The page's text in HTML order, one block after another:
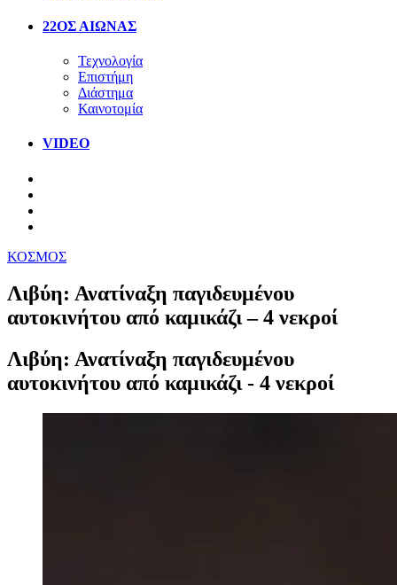
22ΟΣ ΑΙΩΝΑΣ
Τεχνολογία
Επιστήμη
Διάστημα
Καινοτομία
VIDEO
ΚΟΣΜΟΣ
Λιβύη: Ανατίναξη παγιδευμένου
αυτοκινήτου από καμικάζι – 4 νεκροί
Λιβύη: Ανατίναξη παγιδευμένου
αυτοκινήτου από καμικάζι - 4 νεκροί